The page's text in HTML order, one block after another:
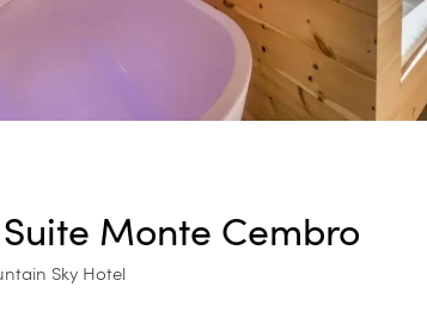
Monte Cembro
Sky Hotel